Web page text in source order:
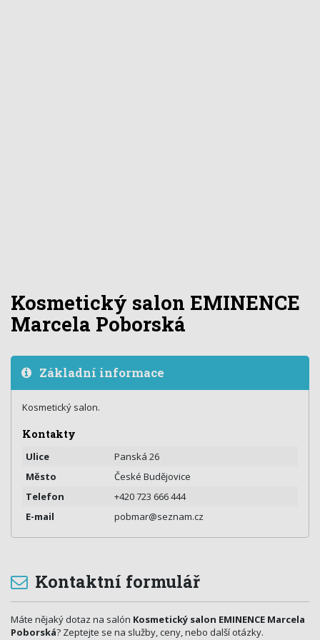
Kosmetický salon EMINENCE
Marcela Poborská
Základní informace
Kosmetický salon.
Kontakty
Ulice
Panská 26
Město
České Budějovice
Telefon
+420 723 666 444
E-mail
pobmar@seznam.cz
Kontaktní formulář
Máte nějaký dotaz na salón Kosmetický salon EMINENCE Marcela
Poborská? Zeptejte se na služby, ceny, nebo další otázky.